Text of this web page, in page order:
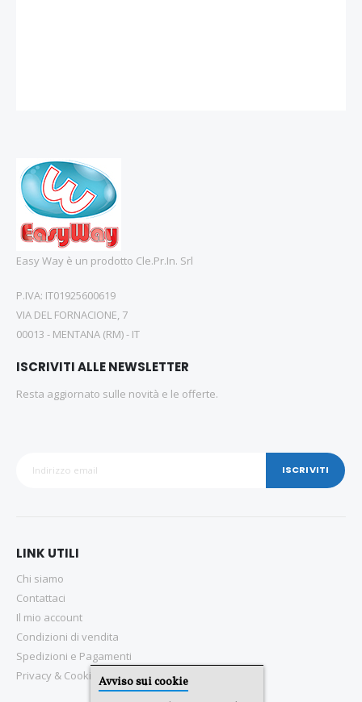
Easy Way è un prodotto Cle.Pr.In. Srl
P.IVA: IT01925600619
VIA DEL FORNACIONE, 7
00013 - MENTANA (RM) - IT
ISCRIVITI ALLE NEWSLETTER
Resta aggiornato sulle novità e le offerte.
ISCRIVITI
LINK UTILI
Chi siamo
Contattaci
Il mio account
Condizioni di vendita
Spedizioni e Pagamenti
Privacy & Cookie PolicyAvviso sui cookie